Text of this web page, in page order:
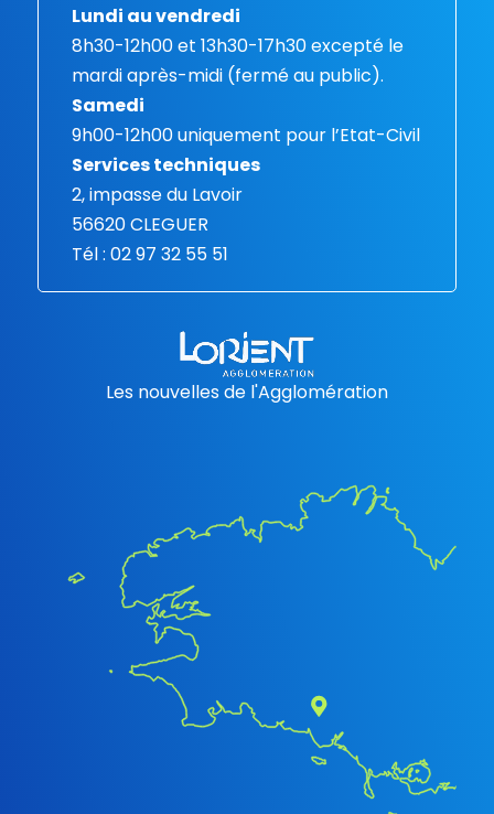
Lundi au vendredi
8h30-12h00 et 13h30-17h30 excepté le
mardi après-midi (fermé au public).
Samedi
9h00-12h00 uniquement pour l’Etat-Civil
Services techniques
2, impasse du Lavoir
56620 CLEGUER
Tél : 02 97 32 55 51
Les nouvelles de l'Agglomération